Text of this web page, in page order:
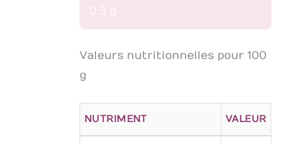
0.3 g
Valeurs nutritionnelles pour 100
g
NUTRIMENT VALEUR